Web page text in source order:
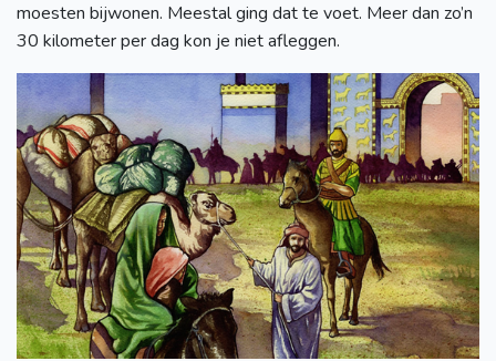
moesten bijwonen. Meestal ging dat te voet. Meer dan zo’n
30 kilometer per dag kon je niet afleggen.